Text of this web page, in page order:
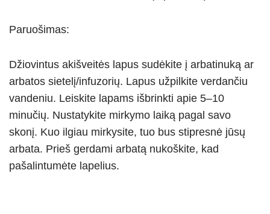
Paruošimas:
Džiovintus akišveitės lapus sudėkite į arbatinuką ar
arbatos sietelį/infuzorių. Lapus užpilkite verdančiu
vandeniu. Leiskite lapams išbrinkti apie 5–10
minučių. Nustatykite mirkymo laiką pagal savo
skonį. Kuo ilgiau mirkysite, tuo bus stipresnė jūsų
arbata. Prieš gerdami arbatą nukoškite, kad
pašalintumėte lapelius.